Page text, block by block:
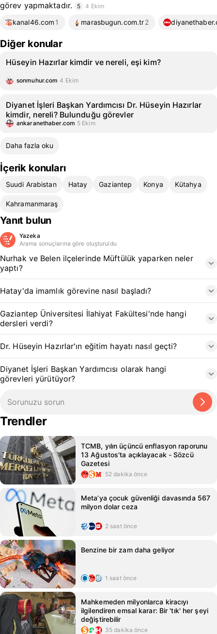
görev yapmaktadır.
5 4 Ekim
kanal46.com 1 marasbugun.com.tr2
Diğer konular
Hüseyin Hazırlar kimdir ve nereli, eşi kim?
sonmuhur.com 4 Ekim
Diyanet İşleri Başkan Yardımcısı Dr. Hüseyin Hazırlar
kimdir, nereli? Bulunduğu görevler
ankaranethaber.com 5 Ekim
Daha fazla oku
İçerik konuları
Suudi Arabistan Hatay Gaziantep Konya Kütahya
Kahramanmaraş
Yanıt bulun
Yazeka
Arama sonuçlarına göre oluşturuldu
Nurhak ve Belen ilçelerinde Müftülük yaparken neler
yaptı?
Hatay'da imamlık görevine nasıl başladı?
Gaziantep Üniversitesi İlahiyat Fakültesi'nde hangi
dersleri verdi?
Dr. Hüseyin Hazırlar'ın eğitim hayatı nasıl geçti?
Diyanet İşleri Başkan Yardımcısı olarak hangi
görevleri yürütüyor?
Trendler
TCMB, yılın üçüncü enflasyon raporunu
13 Ağustos'ta açıklayacak - Sözcü
Gazetesi
52 dakika önce
Meta’ya çocuk güvenliği davasında 567
milyon dolar ceza
2 saat önce
Benzine bir zam daha geliyor
1 saat önce
Mahkemeden milyonlarca kiracıyı
ilgilendiren emsal karar: Bir 'tık' her şeyi
değiştirebilir
35 dakika önce